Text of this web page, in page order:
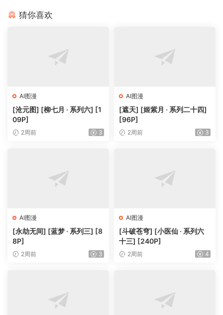
猜你喜欢
AI图漫
[沧元图] [柳七月 · 系列六] [1
09P]
2周前 3
AI图漫
[遮天] [姬紫月 · 系列二十四]
[96P]
2周前 3
AI图漫
[永劫无间] [蓝梦 · 系列三] [8
8P]
2周前 3
AI图漫
[斗破苍穹] [小医仙 · 系列六
十三] [240P]
2周前 4